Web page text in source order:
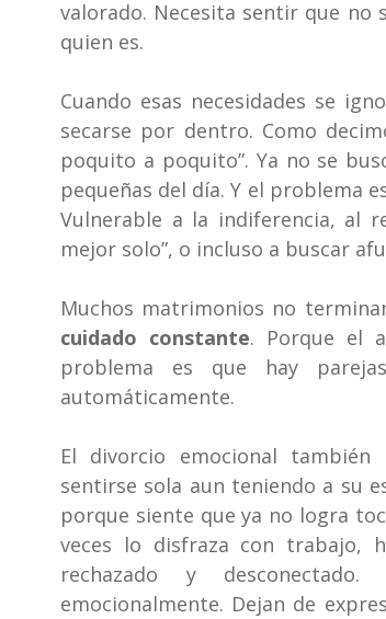
valorado. Necesita sentir que
quien es.
Cuando esas necesidades se
secarse por dentro. Como
poquito a poquito”. Ya no se
pequeñas del día. Y el problema
Vulnerable a la indiferencia, al
mejor solo”, o incluso a buscar
Muchos matrimonios no
cuidado constante. Porque el
problema es que hay
automáticamente.
El divorcio emocional también
sentirse sola aun teniendo a su
porque siente que ya no logra
veces lo disfraza con trabajo,
rechazado y
emocionalmente. Dejan de